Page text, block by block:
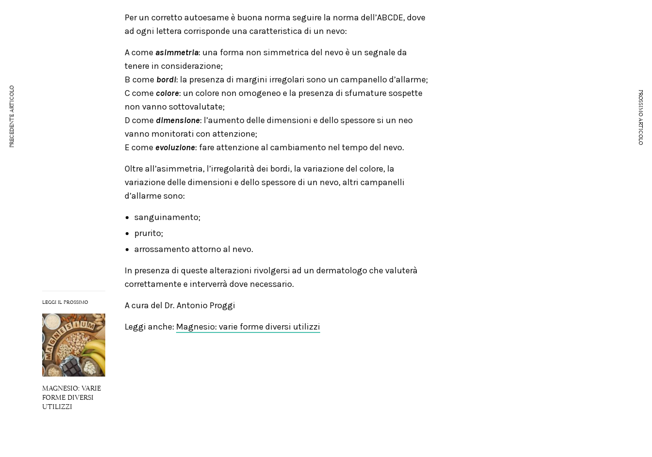
LEGGI IL PROSSIMO
MAGNESIO: VARIE
FORME DIVERSI
UTILIZZI
Per un corretto autoesame è buona norma seguire la norma dell’ABCDE, dove
ad ogni lettera corrisponde una caratteristica di un nevo:
A come asimmetria: una forma non simmetrica del nevo è un segnale da
tenere in considerazione;
B come bordi: la presenza di margini irregolari sono un campanello d’allarme;
C come colore: un colore non omogeneo e la presenza di sfumature sospette
non vanno sottovalutate;
D come dimensione: l’aumento delle dimensioni e dello spessore si un neo
vanno monitorati con attenzione;
E come evoluzione: fare attenzione al cambiamento nel tempo del nevo.
Oltre all’asimmetria, l’irregolarità dei bordi, la variazione del colore, la
variazione delle dimensioni e dello spessore di un nevo, altri campanelli
d’allarme sono:
sanguinamento;
prurito;
arrossamento attorno al nevo.
In presenza di queste alterazioni rivolgersi ad un dermatologo che valuterà
correttamente e interverrà dove necessario.
A cura del Dr. Antonio Proggi
Leggi anche: Magnesio: varie forme diversi utilizzi
PRECEDENTE ARTICOLO PROSSIMO ARTICOLO